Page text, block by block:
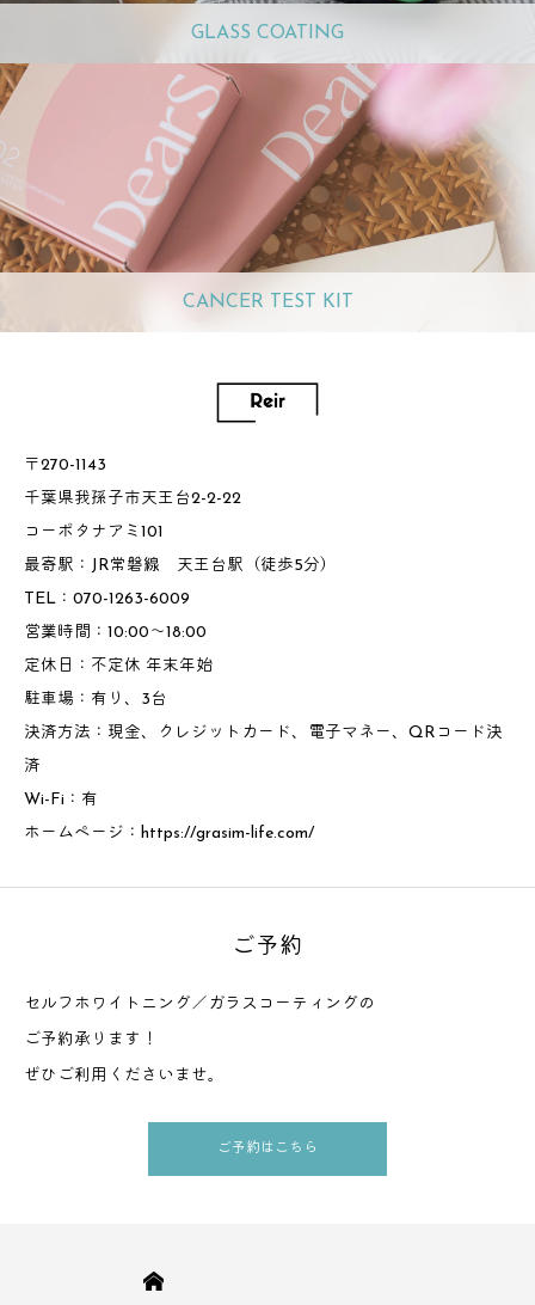
GLASS COATING
CANCER TEST KIT
〒270-1143
千葉県我孫子市天王台2-2-22
コーポタナアミ101
最寄駅：JR常磐線 天王台駅（徒歩5分）
TEL：070-1263-6009
営業時間：10:00～18:00
定休日：不定休 年末年始
駐車場：有り、3台
決済方法：現金、クレジットカード、電子マネー、QRコード決
済
Wi-Fi：有
ホームページ： https://grasim-life.com/
ご予約
セルフホワイトニング／ガラスコーティングの
ご予約承ります！
ぜひご利用くださいませ。
ご予約はこちら